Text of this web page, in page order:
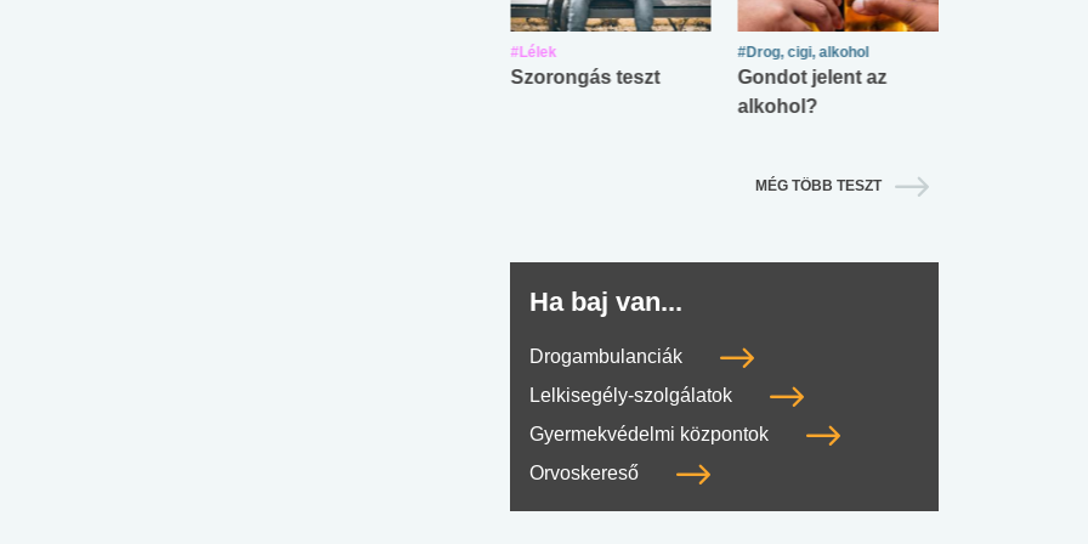
#Lélek
Szorongás teszt
#Drog, cigi, alkohol
Gondot jelent az
alkohol?
MÉG TÖBB TESZT
Ha baj van...
Drogambulanciák
Lelkisegély-szolgálatok
Gyermekvédelmi központok
Orvoskereső